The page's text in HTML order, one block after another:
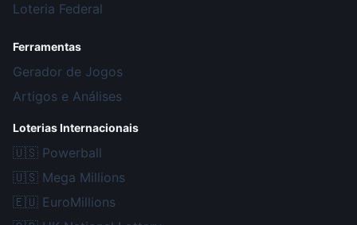
Loteria Federal
Ferramentas
Gerador de Jogos
Artigos e Análises
Loterias Internacionais
🇺🇸 Powerball
🇺🇸 Mega Millions
🇪🇺 EuroMillions